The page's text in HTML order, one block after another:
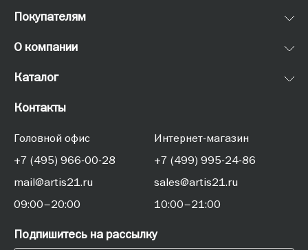
Покупателям
О компании
Каталог
Контакты
Головной офис
+7 (495) 966-00-28
mail@artis21.ru
09:00–20:00
Интернет-магазин
+7 (499) 995-24-86
sales@artis21.ru
10:00–21:00
Подпишитесь на рассылку